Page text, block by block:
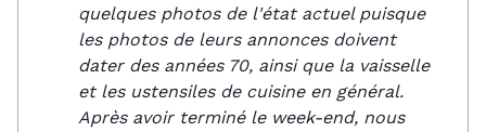
quelques photos de l'état actuel puisque
les photos de leurs annonces doivent
dater des années 70, ainsi que la vaisselle
et les ustensiles de cuisine en général.
Après avoir terminé le week-end, nous